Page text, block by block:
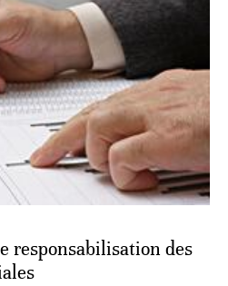
responsabilisation des